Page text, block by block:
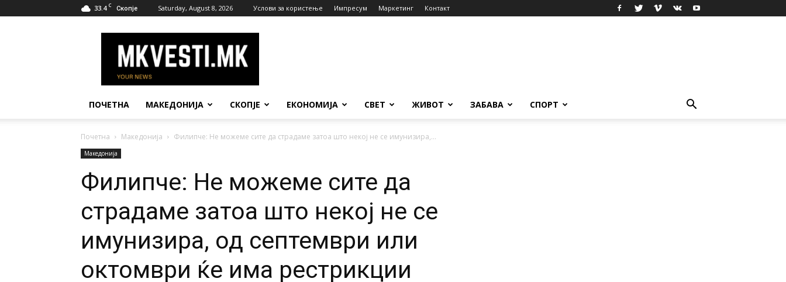
33.4 C Скопје Saturday, August 8, 2026 Услови за користење Импресум Маркетинг Контакт
Вести
ПОЧЕТНА МАКЕДОНИЈА СКОПЈЕ ЕКОНОМИЈА СВЕТ ЖИВОТ ЗАБАВА СПОРТ
Почетна Македонија Филипче: Не можеме сите да страдаме затоа што некој не се имунизира,...
Македонија
Филипче: Не можеме сите да
страдаме затоа што некој не се
имунизира, од септември или
октомври ќе има рестрикции